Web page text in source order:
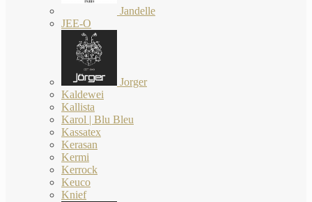
Jandelle
JEE-O
Jorger
Kaldewei
Kallista
Karol | Blu Bleu
Kassatex
Kerasan
Kermi
Kerrock
Keuco
Knief